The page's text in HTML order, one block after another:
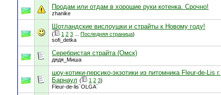
Продам или отдам в хорошие руки котенка. Срочно!
zhanike
Шотландские вислоушки и страйты к Новому году!
( 1 2 3 Последняя страница)
sofi_detka
Серебристая страйта (Омск)
дядя_Миша
шоу-котики-персико-экзотики из питомника Fleur-de-Lis г.
Барнаул ( 1 2 3)
Fleur-de-lis`OLGA`